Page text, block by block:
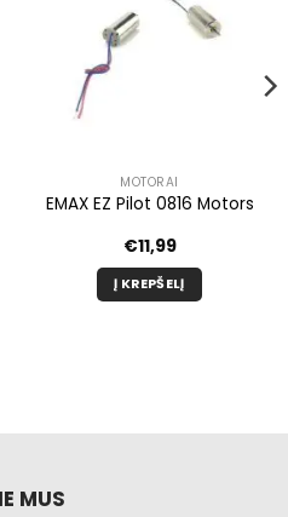
MOTORAI
EMAX EZ Pilot 0816 Motors
€11,99
Į KREPŠELĮ
MUS